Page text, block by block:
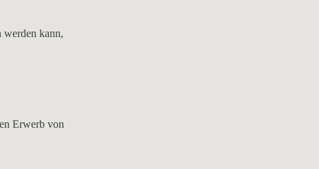
werden kann,
Erwerb von